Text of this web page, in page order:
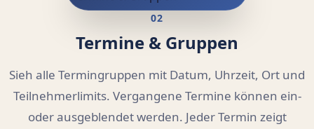
02
Termine & Gruppen
Sieh alle Termingruppen mit Datum, Uhrzeit, Ort und
Teilnehmerlimits. Vergangene Termine können ein-
oder ausgeblendet werden. Jeder Termin zeigt